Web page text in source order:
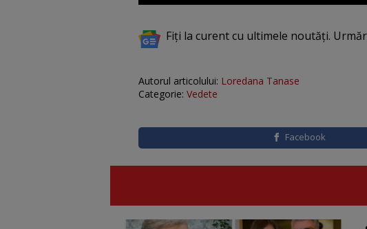
Fiți la curent cu ultimele noutăți.
Autorul articolului: Loredana Tanase
Categorie: Vedete
Facebook